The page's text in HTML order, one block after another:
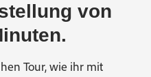
von
Tour, wie ihr mit